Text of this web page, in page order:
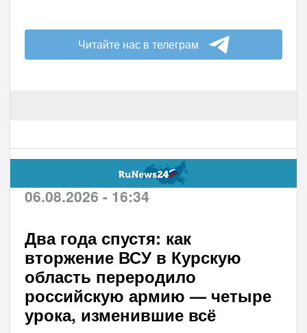
Читайте нас в телеграм
06.08.2026 - 16:34
Два года спустя: как
вторжение ВСУ в Курскую
область переродило
российскую армию — четыре
урока, изменившие всё